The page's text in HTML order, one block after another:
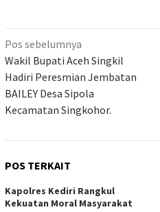
Navigasi
pos
Pos sebelumnya
Wakil Bupati Aceh Singkil
Hadiri Peresmian Jembatan
BAILEY Desa Sipola
Kecamatan Singkohor.
POS TERKAIT
Kapolres Kediri Rangkul
Kekuatan Moral Masyarakat